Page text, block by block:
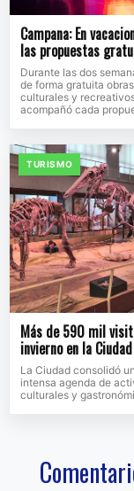
Campana: En
las propuestas
Durante las dos
de forma gratuita
culturales y
acompañó cada
TURISMO
Más de 590 mil
invierno en la
La Ciudad consolidó
intensa agenda de
culturales y